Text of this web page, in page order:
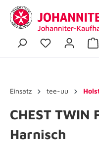
Einsatz tee-uu
CHEST
Harnisch